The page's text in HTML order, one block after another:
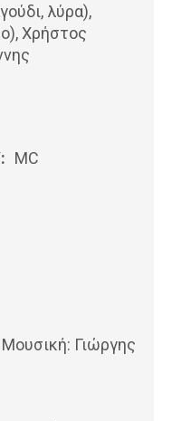
λύρα),
Χρήστος
MC
Γιώργης